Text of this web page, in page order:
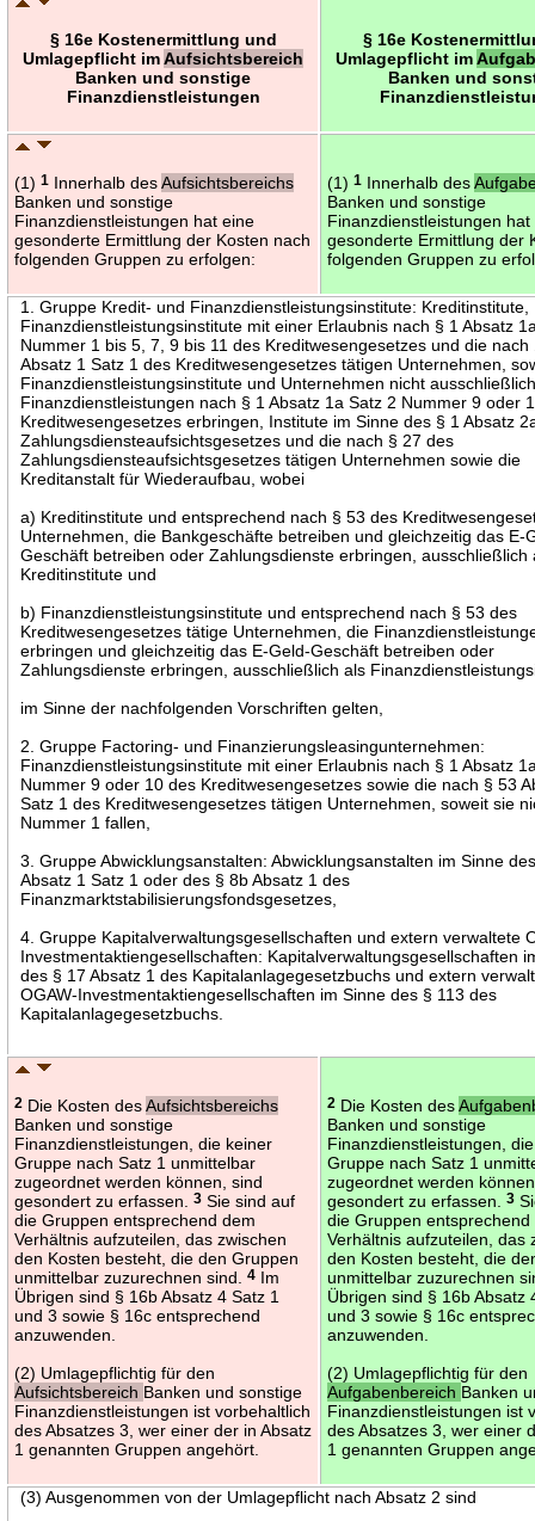
§ 16e Kostenermittlung und
Umlagepflicht imAufsichtsbereich
Banken und sonstige
Finanzdienstleistungen
§ 16e
Umlagepflicht im
Banken und
(1)1 Innerhalb desAufsichtsbereichs
Banken und sonstige
Finanzdienstleistungen hat eine
gesonderte Ermittlung der Kosten nach
folgenden Gruppen zu erfolgen:
(1)1 Innerhalb des
Banken und sonstige
Finanzdienstleistungen hat
gesonderte Ermittlung der
folgenden Gruppen zu
1. Gruppe Kredit- und Finanzdienstleistungsinstitute: Kreditinstitute,
Finanzdienstleistungsinstitute mit einer Erlaubnis nach § 1 Absatz
Nummer 1 bis 5, 7, 9 bis 11 des Kreditwesengesetzes und die nach
Absatz 1 Satz 1 des Kreditwesengesetzes tätigen Unternehmen,
Finanzdienstleistungsinstitute und Unternehmen nicht
Finanzdienstleistungen nach § 1 Absatz 1a Satz 2 Nummer 9 oder
Kreditwesengesetzes erbringen, Institute im Sinne des § 1 Absatz
Zahlungsdiensteaufsichtsgesetzes und die nach § 27 des
Zahlungsdiensteaufsichtsgesetzes tätigen Unternehmen sowie die
Kreditanstalt für Wiederaufbau, wobei
a) Kreditinstitute und entsprechend nach § 53 des
Unternehmen, die Bankgeschäfte betreiben und gleichzeitig das E-
Geschäft betreiben oder Zahlungsdienste erbringen, ausschließlich
Kreditinstitute und
b) Finanzdienstleistungsinstitute und entsprechend nach § 53 des
Kreditwesengesetzes tätige Unternehmen, die
erbringen und gleichzeitig das E-Geld-Geschäft betreiben oder
Zahlungsdienste erbringen, ausschließlich als
im Sinne der nachfolgenden Vorschriften gelten,
2. Gruppe Factoring- und Finanzierungsleasingunternehmen:
Finanzdienstleistungsinstitute mit einer Erlaubnis nach § 1 Absatz
Nummer 9 oder 10 des Kreditwesengesetzes sowie die nach § 53
Satz 1 des Kreditwesengesetzes tätigen Unternehmen, soweit sie
Nummer 1 fallen,
3. Gruppe Abwicklungsanstalten: Abwicklungsanstalten im Sinne
Absatz 1 Satz 1 oder des § 8b Absatz 1 des
Finanzmarktstabilisierungsfondsgesetzes,
4. Gruppe Kapitalverwaltungsgesellschaften und extern verwaltete
Investmentaktiengesellschaften: Kapitalverwaltungsgesellschaften
des § 17 Absatz 1 des Kapitalanlagegesetzbuchs und extern
OGAW-Investmentaktiengesellschaften im Sinne des § 113 des
Kapitalanlagegesetzbuchs.
2 Die Kosten desAufsichtsbereichs
Banken und sonstige
Finanzdienstleistungen, die keiner
Gruppe nach Satz 1 unmittelbar
zugeordnet werden können, sind
gesondert zu erfassen.3 Sie sind auf
die Gruppen entsprechend dem
Verhältnis aufzuteilen, das zwischen
den Kosten besteht, die den Gruppen
unmittelbar zuzurechnen sind.4 Im
Übrigen sind § 16b Absatz 4 Satz 1
und 3 sowie § 16c entsprechend
anzuwenden.
(2) Umlagepflichtig für den
Aufsichtsbereich Banken und sonstige
Finanzdienstleistungen ist vorbehaltlich
des Absatzes 3, wer einer der in Absatz
1 genannten Gruppen angehört.
2 Die Kosten des
Banken und sonstige
Finanzdienstleistungen,
Gruppe nach Satz 1
zugeordnet werden
gesondert zu erfassen.3
die Gruppen entsprechend
Verhältnis aufzuteilen, das
den Kosten besteht, die
unmittelbar zuzurechnen
Übrigen sind § 16b Absatz
und 3 sowie § 16c
anzuwenden.
(2) Umlagepflichtig für den
Aufgabenbereich Banken
Finanzdienstleistungen ist
des Absatzes 3, wer einer
1 genannten Gruppen
(3) Ausgenommen von der Umlagepflicht nach Absatz 2 sind